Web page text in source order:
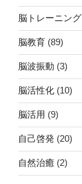
脳トレーニング
脳教育 (89)
脳波振動 (3)
脳活性化 (10)
脳活用 (9)
自己啓発 (20)
自然治癒 (2)